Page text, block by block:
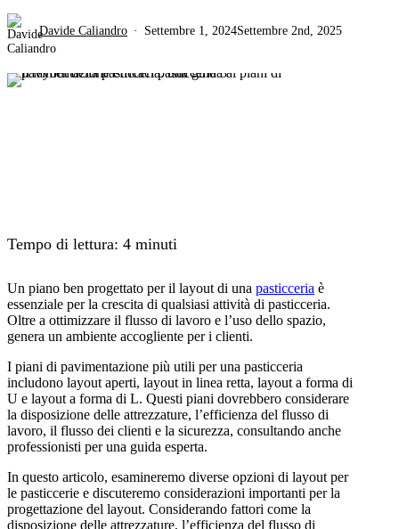
Davide Caliandro Settembre 1, 2024Settembre 2nd, 2025
Tempo di lettura: 4 minuti
Un piano ben progettato per il layout di una pasticceria è
essenziale per la crescita di qualsiasi attività di pasticceria.
Oltre a ottimizzare il flusso di lavoro e l’uso dello spazio,
genera un ambiente accogliente per i clienti.
I piani di pavimentazione più utili per una pasticceria
includono layout aperti, layout in linea retta, layout a forma di
U e layout a forma di L. Questi piani dovrebbero considerare
la disposizione delle attrezzature, l’efficienza del flusso di
lavoro, il flusso dei clienti e la sicurezza, consultando anche
professionisti per una guida esperta.
In questo articolo, esamineremo diverse opzioni di layout per
le pasticcerie e discuteremo considerazioni importanti per la
progettazione del layout. Considerando fattori come la
disposizione delle attrezzature, l’efficienza del flusso di